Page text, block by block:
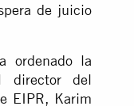
de juicio
ordenado la
director del
EIPR, Karim